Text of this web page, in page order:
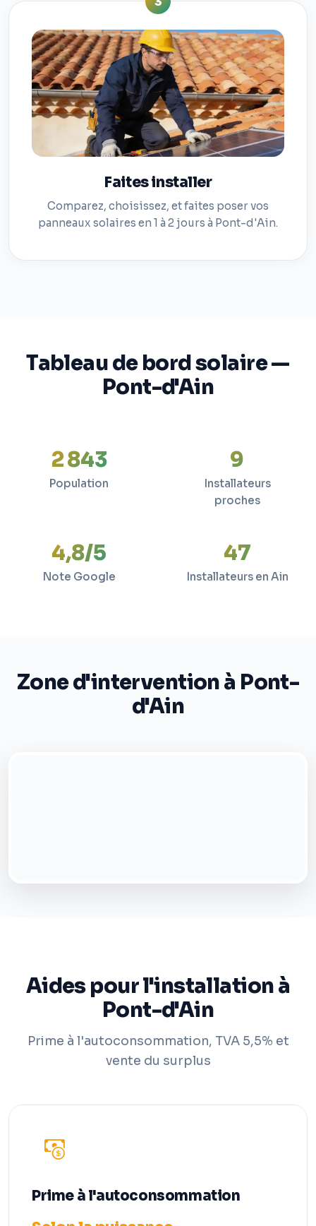
Faites installer
Comparez, choisissez, et faites poser vos
panneaux solaires en 1 à 2 jours à Pont-d'Ain.
Tableau de bord solaire —
Pont-d'Ain
2 843
Population
9
Installateurs
proches
4,8/5
Note Google
47
Installateurs en Ain
Zone d'intervention à Pont-
d'Ain
Aides pour l'installation à
Pont-d'Ain
Prime à l'autoconsommation, TVA 5,5% et
vente du surplus
Prime à l'autoconsommation